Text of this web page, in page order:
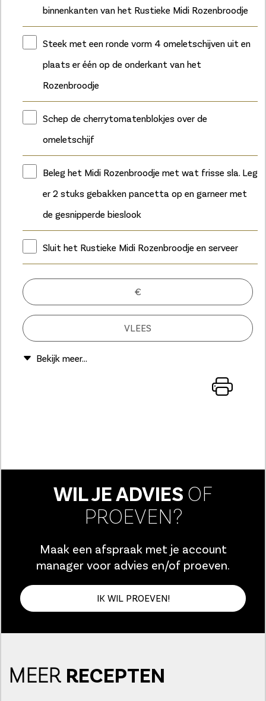
binnenkanten van het Rustieke Midi Rozenbroodje
Steek met een ronde vorm 4 omeletschijven uit en
plaats er één op de onderkant van het
Rozenbroodje
Schep de cherrytomatenblokjes over de
omeletschijf
Beleg het Midi Rozenbroodje met wat frisse sla. Leg
er 2 stuks gebakken pancetta op en garneer met
de gesnipperde bieslook
Sluit het Rustieke Midi Rozenbroodje en serveer
€
VLEES
WIL JE ADVIES OF
PROEVEN?
Maak een afspraak met je account
manager voor advies en/of proeven.
IK WIL PROEVEN!
MEER RECEPTEN